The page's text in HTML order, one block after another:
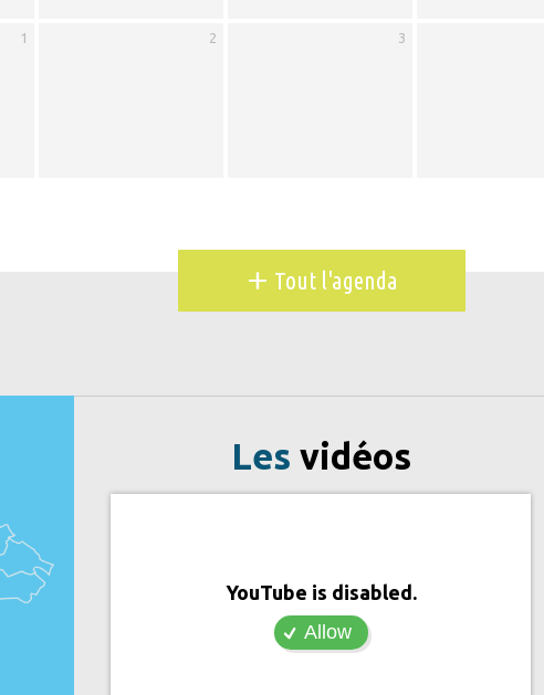
1 2 3
+ Tout l'agenda
Les vidéos
YouTube is disabled.
Allow